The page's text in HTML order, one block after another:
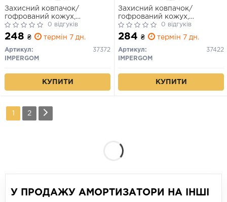
Захисний ковпачок/
гофрований кожух,
амортизатор0 відгуків
248 ₴ термін 7 дн.
Артикул:
37372
IMPERGOM
КУПИТИ
Захисний ковпачок/
гофрований кожух,
амортизатор0 відгуків
284 ₴ термін 7 дн.
Артикул:
37422
IMPERGOM
КУПИТИ
1 2
У ПРОДАЖУ АМОРТИЗАТОРИ НА ІНШІ